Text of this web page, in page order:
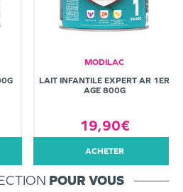
MODILAC
LAIT INFANTILE EXPERT AR 1ER
AGE 800G
19,90€
ACHETER
POUR VOUS